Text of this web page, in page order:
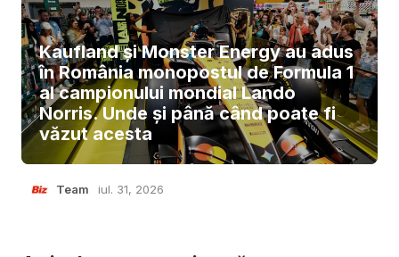
Kaufland și Monster Energy au adus
în România monopostul de Formula 1
al campionului mondial Lando
Norris. Unde și până când poate fi
văzut acesta
Team iul. 31, 2026